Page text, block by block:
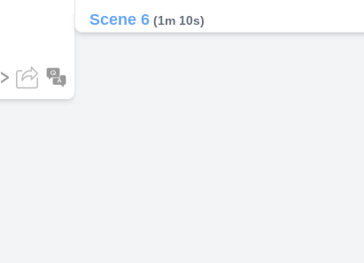
Scene 6 (1m 10s)